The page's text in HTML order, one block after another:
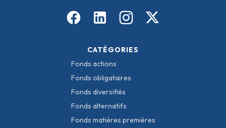
CATÉGORIES
Fonds actions
Fonds obligataires
Fonds diversifiés
Fonds alternatifs
Fonds matières premières